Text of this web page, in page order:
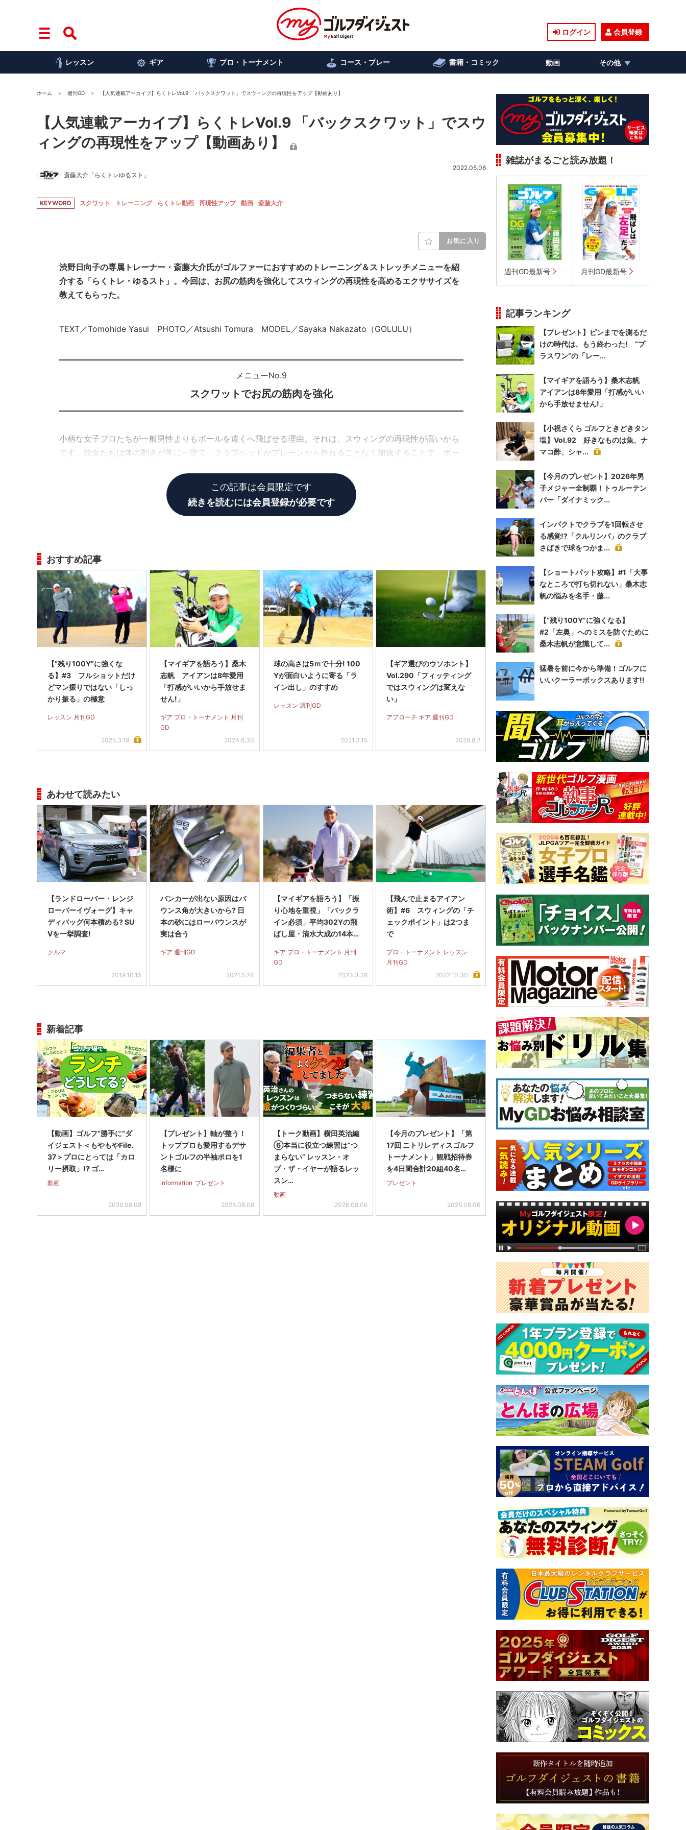
ログイン 会員登録
レッスン ギア プロ・トーナメント コース・プレー 書籍・コミック 動画 その他
ホーム 週刊GD 【人気連載アーカイブ】らくトレVol.9 「バックスクワット」でスウィングの再現性をアップ【動画あり】
【人気連載アーカイブ】らくトレVol.9 「バックスクワット」でスウ
ィングの再現性をアップ【動画あり】
斎藤大介「らくトレゆるスト」
2022.05.06
KEYWORD スクワット トレーニング らくトレ動画 再現性アップ 動画 斎藤大介
お気に入り
渋野日向子の専属トレーナー・斎藤大介氏がゴルファーにおすすめのトレーニング＆ストレッチメニューを紹
介する「らくトレ・ゆるスト」。今回は、お尻の筋肉を強化してスウィングの再現性を高めるエクササイズを
教えてもらった。
TEXT／Tomohide Yasui PHOTO／Atsushi Tomura MODEL／Sayaka Nakazato（GOLULU）
メニューNo.9
スクワットでお尻の筋肉を強化
小柄な女子プロたちが一般男性よりもボールを遠くへ飛ばせる理由。それは、スウィングの再現性が高いから
です。彼女たちは体の動きが常に一定で、クラブヘッドがプレーンから外れることなく加速することで、ボー
この記事は会員限定です
続きを読むには会員登録が必要です
おすすめ記事
【“残り100Y”に強くな
る】#3 フルショットだけ
どマン振りではない「しっ
かり振る」の極意
レッスン 月刊GD
2025.3.19
【マイギアを語ろう】桑木
志帆 アイアンは8年愛用
「打感がいいから手放せま
せん!」
ギア プロ・トーナメント 月刊
GD
2024.8.30
球の高さは5ｍで十分! 100
Yが面白いように寄る「ラ
イン出し」のすすめ
レッスン 週刊GD
2021.3.15
【ギア選びのウソホント】
Vol.290「フィッティング
ではスウィングは変えな
い」
アプローチ ギア 週刊GD
2026.8.2
あわせて読みたい
【ランドローバー・レンジ
ローバーイヴォーグ】キャ
ディバッグ何本積める? SU
Vを一挙調査!
クルマ
2019.10.15
バンカーが出ない原因はバ
ウンス角が大きいから? 日
本の砂にはローバウンスが
実は合う
ギア 週刊GD
2021.5.24
【マイギアを語ろう】「振
り心地を重視」「バックラ
イン必須」平均302Yの飛
ばし屋・清水大成の14本セ
ギア プロ・トーナメント 月刊
GD
2023.3.28
【飛んで止まるアイアン
術】#6 スウィングの「チ
ェックポイント」は2つま
で
プロ・トーナメント レッスン
月刊GD
2022.10.30
新着記事
【動画】ゴルフ“勝手に”ダ
イジェスト＜もやもやFile.
37＞プロにとっては「カロ
リー摂取」!? ゴ…
動画
2026.08.08
【プレゼント】軸が整う！
トッププロも愛用するデサ
ントゴルフの半袖ポロを1
名様に
information プレゼント
2026.08.08
【トーク動画】横田英治編
⑥本当に役立つ練習は“つ
まらない” レッスン・オ
ブ・ザ・イヤーが語るレッ
スン…
動画
2026.08.06
【今月のプレゼント】「第
17回 ニトリレディスゴルフ
トーナメント」観戦招待券
を4日間合計20組40名…
プレゼント
2026.08.06
雑誌がまるごと読み放題！
週刊GD最新号 月刊GD最新号
記事ランキング
【プレゼント】ピンまでを測るだ
けの時代は、もう終わった! “プ
ラスワン”の「レー...
【マイギアを語ろう】桑木志帆
アイアンは8年愛用「打感がいい
から手放せません!」
【小祝さくら ゴルフときどきタン
塩】Vol.92 好きなものは魚、ナ
マコ酢、シャ...
【今月のプレゼント】2026年男
子メジャー全制覇！トゥルーテン
パー「ダイナミック...
インパクトでクラブを1回転させ
る感覚!?「クルリンパ」のクラブ
さばきで球をつかま...
【ショートパット攻略】#1「大事
なところで打ち切れない」桑木志
帆の悩みを名手・藤...
【“残り100Y”に強くなる】
#2「左奥」へのミスを防ぐために
桑木志帆が意識して...
猛暑を前に今から準備！ゴルフに
いいクーラーボックスあります!!